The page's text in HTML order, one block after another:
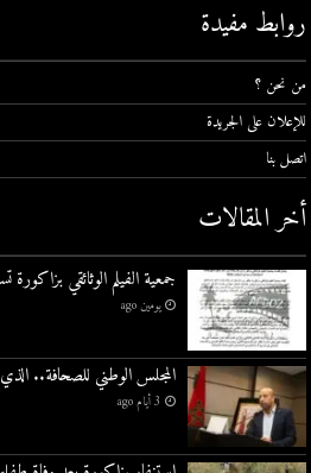
روابط مفيدة
من نحن ؟
للإعلان على الجريدة
اتصل بنا
أخر المقالات
جمعية الفيلم الوثائقي
يومين ago
المجلس الوطني للصحافة..
3 أيام ago